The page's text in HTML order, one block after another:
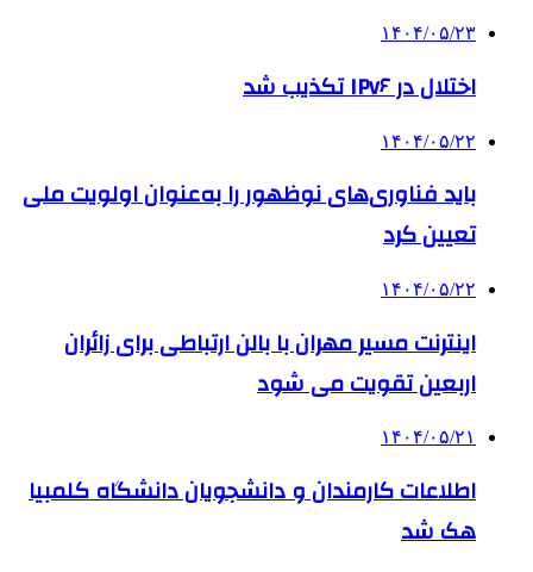
۱۴۰۴/۰۵/۲۳
اختلال در IPv۶ تکذیب شد
۱۴۰۴/۰۵/۲۲
باید فناوری‌های نوظهور را به‌عنوان اولویت ملی
تعیین کرد
۱۴۰۴/۰۵/۲۲
اینترنت مسیر مهران با بالن ارتباطی برای زائران
اربعین تقویت می شود
۱۴۰۴/۰۵/۲۱
اطلاعات کارمندان و دانشجویان دانشگاه کلمبیا
هک شد